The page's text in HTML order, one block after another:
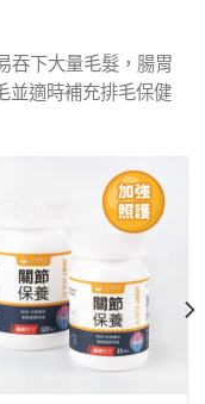
吞下大量毛髮，腸胃
並適時補充排毛保健